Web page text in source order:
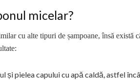
micelar?
cu alte tipuri de șampoane, însă există
și pielea capului cu apă caldă, astfel